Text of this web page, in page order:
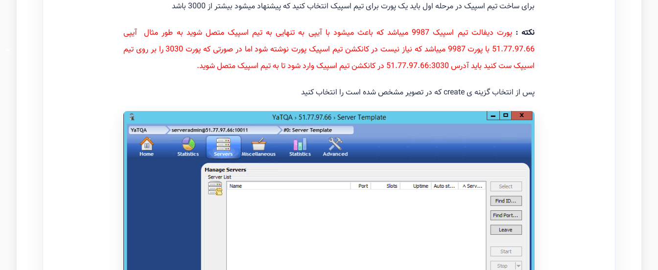
برای ساخت تیم اسپیک در مرحله اول باید یک پورت برای تیم اسپیک انتخاب کنید که پیشنهاد میشود بیشتر از 3000 باشد
نکته :
پورت دیفالت تیم اسپیک 9987 میباشد که باعث میشود با آیپی به تنهایی به تیم اسپیک متصل شوید به طور مثال آیپی
51.77.97.66 با پورت 9987 میباشد که نیاز نیست در کانکشن تیم اسپیک پورت نوشته شود اما در صورتی که پورت 3030 را بر روی تیم
اسیپک ست کنید باید آدرس 51.77.97.66:3030 در کانکشن تیم اسپیک وارد شود تا به تیم اسپیک متصل شوید.
پس از انتخاب گزینه ی create که در تصویر مشخص شده است را انتخاب کنید